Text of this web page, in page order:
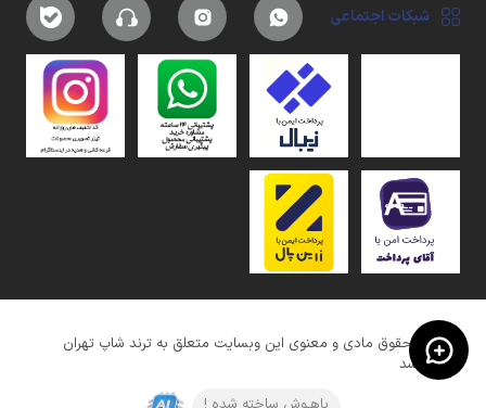
شبکات اجتماعی
کلیه حقوق مادی و معنوی این وبسایت متعلق به ترند شاپ تهران
میباشد